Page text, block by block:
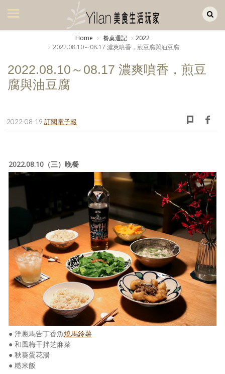
美食集
廚房集
旅遊集
日記簿
照相簿
影音區
創意出版服務
歷史區
關於Yilan
個人著作
活動實況記錄
Home 餐桌週記
2022
2022.08.10～08.17 濃爽噴香，煎豆腐與油豆腐
2022.08.10～08.17 濃爽噴香，煎豆
腐與油豆腐
2022-08-19 訂閱電子報
2022.08.10（三）晚餐
● 洋蔥馬告丁香魚燒馬鈴薯
● 和風梅干拌芝麻菜
● 秋葵蛋花湯
● 糙米飯